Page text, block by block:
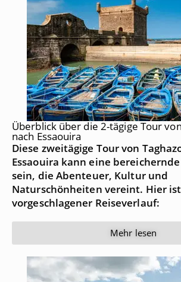
Überblick über die 2-tägige Tour
nach Essaouira
Diese zweitägige Tour von
Essaouira kann eine
sein, die Abenteuer, Kultur und
Naturschönheiten vereint. Hier
vorgeschlagener Reiseverlauf:
Mehr lesen